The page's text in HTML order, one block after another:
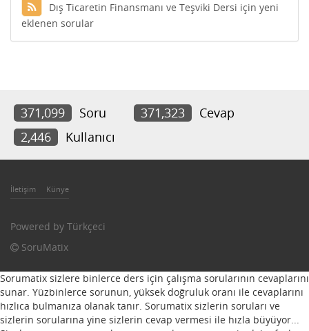
Dış Ticaretin Finansmanı ve Teşviki Dersi için yeni
eklenen sorular
371,099 Soru 371,323
Cevap
2,446
Kullanıcı
İletişim Künye
Powered by Türkçeci
SoruMatix
Sorumatix sizlere binlerce ders için çalışma sorularının cevaplarını
sunar. Yüzbinlerce sorunun, yüksek doğruluk oranı ile cevaplarını
hızlıca bulmanıza olanak tanır. Sorumatix sizlerin soruları ve
sizlerin sorularına yine sizlerin cevap vermesi ile hızla büyüyor...